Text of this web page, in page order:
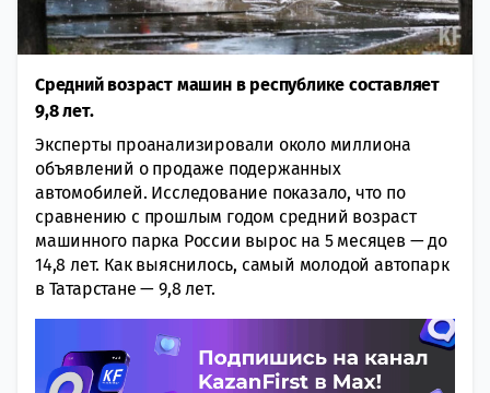
Средний возраст машин в республике составляет
9,8 лет.
Эксперты проанализировали около миллиона
объявлений о продаже подержанных
автомобилей. Исследование показало, что по
сравнению с прошлым годом средний возраст
машинного парка России вырос на 5 месяцев — до
14,8 лет. Как выяснилось, самый молодой автопарк
в Татарстане — 9,8 лет.